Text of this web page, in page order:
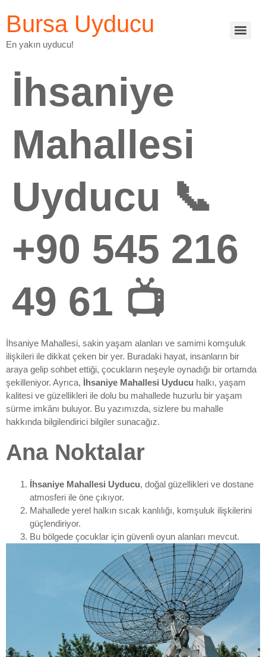
Bursa Uyducu
En yakın uyducu!
İhsaniye
Mahallesi
Uyducu 📞
+90 545 216
49 61 📺
İhsaniye Mahallesi, sakin yaşam alanları ve samimi komşuluk
ilişkileri ile dikkat çeken bir yer. Buradaki hayat, insanların bir
araya gelip sohbet ettiği, çocukların neşeyle oynadığı bir ortamda
şekilleniyor. Ayrıca, İhsaniye Mahallesi Uyducu halkı, yaşam
kalitesi ve güzellikleri ile dolu bu mahallede huzurlu bir yaşam
sürme imkânı buluyor. Bu yazımızda, sizlere bu mahalle
hakkında bilgilendirici bilgiler sunacağız.
Ana Noktalar
İhsaniye Mahallesi Uyducu, doğal güzellikleri ve dostane
atmosferi ile öne çıkıyor.
Mahallede yerel halkın sıcak kanlılığı, komşuluk ilişkilerini
güçlendiriyor.
Bu bölgede çocuklar için güvenli oyun alanları mevcut.